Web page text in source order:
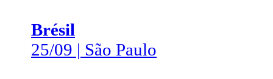
Brésil
25/09 | São Paulo